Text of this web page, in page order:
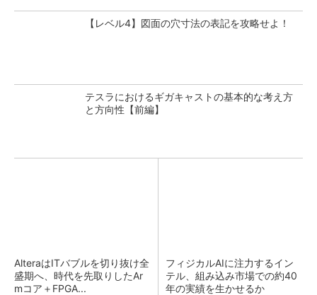
【レベル4】図面の穴寸法の表記を攻略せよ！
テスラにおけるギガキャストの基本的な考え方
と方向性【前編】
AlteraはITバブルを切り抜け全
盛期へ、時代を先取りしたAr
mコア＋FPGA...
フィジカルAIに注力するイン
テル、組み込み市場での約40
年の実績を生かせるか